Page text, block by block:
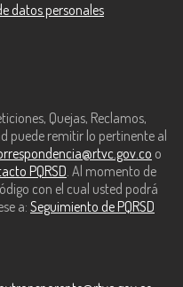
datos personales
Quejas, Reclamos,
puede remitir lo pertinente al
o
PQRSD. Al momento de
con el cual usted podrá
a: Seguimiento de PQRSD